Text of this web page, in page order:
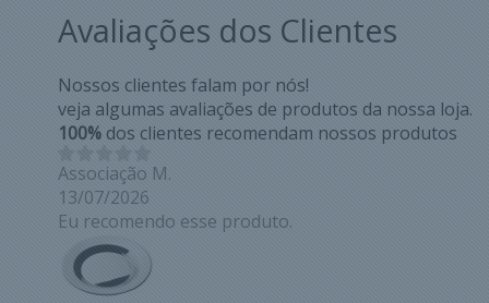
Avaliações dos Clientes
Nossos clientes falam por nós!
veja algumas avaliações de produtos da nossa loja.
100%dos clientes recomendam nossos produtos
Associação M.
13/07/2026
Eu recomendo esse produto.